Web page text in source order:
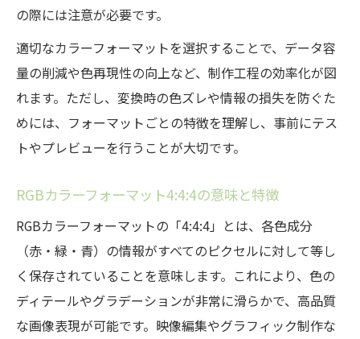
の際には注意が必要です。
適切なカラーフォーマットを選択することで、データ容
量の削減や色再現性の向上など、制作工程の効率化が図
れます。ただし、変換時の色ズレや情報の損失を防ぐた
めには、フォーマットごとの特徴を理解し、事前にテス
トやプレビューを行うことが大切です。
RGBカラーフォーマット4:4:4の意味と特徴
RGBカラーフォーマットの「4:4:4」とは、各色成分
（赤・緑・青）の情報がすべてのピクセルに対して等し
く保存されていることを意味します。これにより、色の
ディテールやグラデーションが非常に滑らかで、高品質
な画像表現が可能です。映像編集やグラフィック制作な